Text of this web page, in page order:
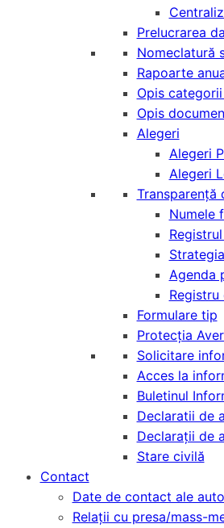
Prelucrarea
Nomeclatură
Rapoarte
Opis
Opis
Alegeri
Alegeri
Alegeri
Transparență
Numele
Agenda
Registru
Formulare tip
Protecția
Solicitare
Acces la
Buletinul
Declaratii de
Declarații de
Stare civilă
Contact
Date de contact ale
Relații cu presa/mass-